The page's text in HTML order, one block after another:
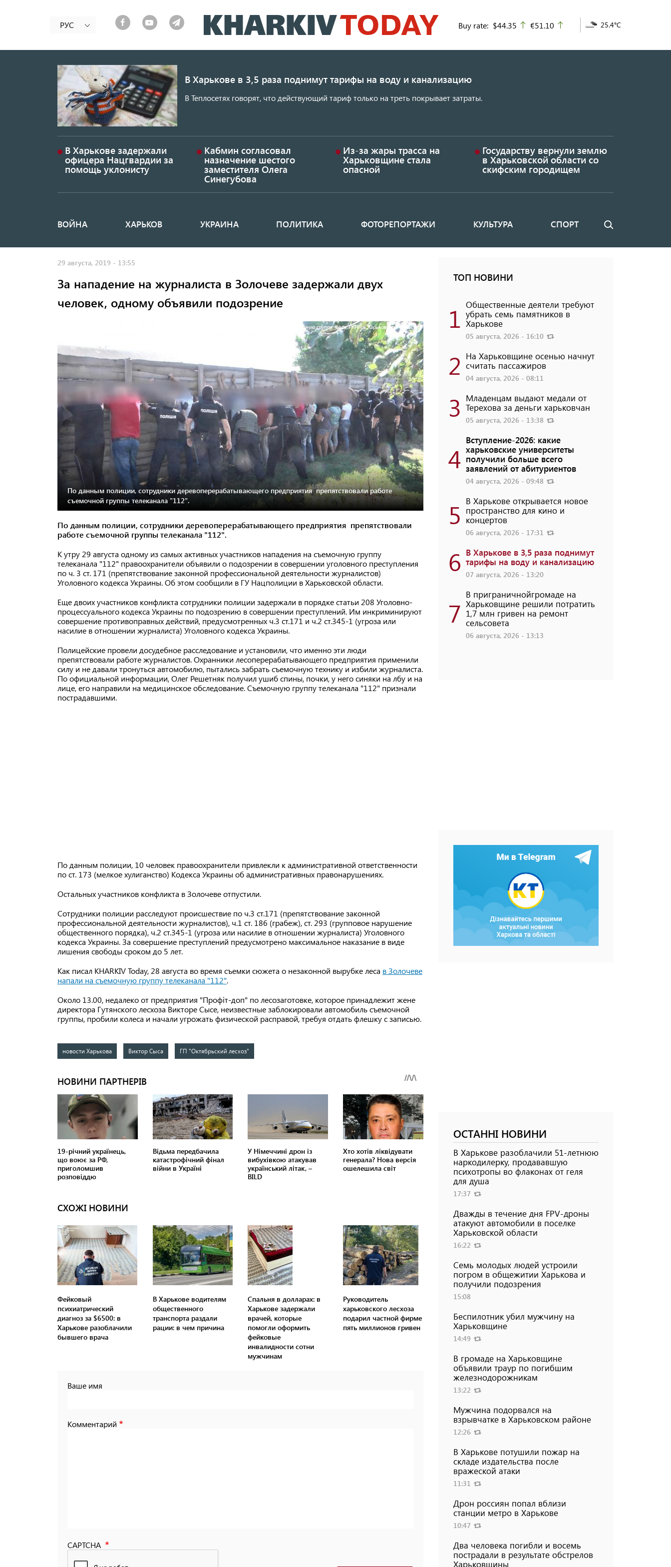
к
основному
РУС Buy rate: $44.35 up
€51.10 25.4°C
В Харькове в 3,5 раза поднимут тарифы на воду и канализацию
В Теплосетях говорят, что действующий тариф только на треть покрывает затраты.
В Харькове задержали
офицера Нацгвардии за
помощь уклонисту
Кабмин согласовал
назначение шестого
заместителя Олега
Синегубова
Из-за жары трасса на
Харьковщине стала
опасной
Государству вернули землю
в Харьковской области со
скифским городищем
Основная
ВОЙНА ХАРЬКОВ УКРАИНА ПОЛИТИКА ФОТОРЕПОРТАЖИ КУЛЬТУРА СПОРТ Поиск
29 августа, 2019 - 13:55
За нападение на журналиста в Золочеве задержали двух
человек, одному объявили подозрение
задержали нападающих на съемочную группу. Фото: ГУНП в Харьковской области
По данным полиции, сотрудники деревоперерабатывающего предприятия препятствовали работе
съемочной группы телеканала "112".
По данным полиции, сотрудники деревоперерабатывающего предприятия препятствовали
работе съемочной группы телеканала "112".
К утру 29 августа одному из самых активных участников нападения на съемочную группу
телеканала "112" правоохранители объявили о подозрении в совершении уголовного преступления
по ч. 3 ст. 171 (препятствование законной профессиональной деятельности журналистов)
Уголовного кодекса Украины. Об этом сообщили в ГУ Нацполиции в Харьковской области.
Еще двоих участников конфликта сотрудники полиции задержали в порядке статьи 208 Уголовно-
процессуального кодекса Украины по подозрению в совершении преступлений. Им инкриминируют
совершение противоправных действий, предусмотренных ч.3 ст.171 и ч.2 ст.345-1 (угроза или
насилие в отношении журналиста) Уголовного кодекса Украины.
Полицейские провели досудебное расследование и установили, что именно эти люди
препятствовали работе журналистов. Охранники лесоперерабатывающего предприятия применили
силу и не давали тронуться автомобилю, пытались забрать съемочную технику и избили журналиста.
По официальной информации, Олег Решетняк получил ушиб спины, почки, у него синяки на лбу и на
лице, его направили на медицинское обследование. Съемочную группу телеканала "112" признали
пострадавшими.
По данным полиции, 10 человек правоохранители привлекли к административной ответственности
по ст. 173 (мелкое хулиганство) Кодекса Украины об административных правонарушениях.
Остальных участников конфликта в Золочеве отпустили.
Сотрудники полиции расследуют происшествие по ч.3 ст.171 (препятствование законной
профессиональной деятельности журналистов), ч.1 ст. 186 (грабеж), ст. 293 (групповое нарушение
общественного порядка), ч.2 ст.345-1 (угроза или насилие в отношении журналиста) Уголовного
кодекса Украины. За совершение преступлений предусмотрено максимальное наказание в виде
лишения свободы сроком до 5 лет.
Как писал KHARKIV Today, 28 августа во время съемки сюжета о незаконной вырубке леса в Золочеве
напали на съемочную группу телеканала "112".
Около 13.00, недалеко от предприятия "Профіт-доп" по лесозаготовке, которое принадлежит жене
директора Гутянского лесхоза Викторе Сысе, неизвестные заблокировали автомобиль съемочной
группы, пробили колеса и начали угрожать физической расправой, требуя отдать флешку с записью.
новости Харькова Виктор Сыса ГП "Октябрьский лесхоз"
СХОЖІ НОВИНИ
Фейковый
психиатрический
диагноз за $6500: в
Харькове разоблачили
бывшего врача
В Харькове водителям
общественного
транспорта раздали
рации: в чем причина
Спальня в долларах: в
Харькове задержали
врачей, которые
помогли оформить
фейковые
инвалидности сотни
мужчинам
Руководитель
харьковского лесхоза
подарил частной фирме
пять миллионов гривен
Ваше имя
Комментарий
CAPTCHA
ТОП НОВИНИ
1 Общественные деятели требуют
убрать семь памятников в
Харькове
05 августа, 2026 - 16:10
2 На Харьковщине осенью начнут
считать пассажиров
04 августа, 2026 - 08:11
3 Младенцам выдают медали от
Терехова за деньги харьковчан
05 августа, 2026 - 13:38
4
Вступление-2026: какие
харьковские университеты
получили больше всего
заявлений от абитуриентов
04 августа, 2026 - 09:48
5 В Харькове открывается новое
пространство для кино и
концертов
06 августа, 2026 - 17:31
6 В Харькове в 3,5 раза поднимут
тарифы на воду и канализацию
07 августа, 2026 - 13:20
7
В приграничнойгромаде на
Харьковщине решили потратить
1,7 млн ​​гривен на ремонт
сельсовета
06 августа, 2026 - 13:13
ОСТАННІ НОВИНИ
В Харькове разоблачили 51-летнюю
наркодилерку, продававшую
психотропы во флаконах от геля
для душа
17:37
Дважды в течение дня FPV-дроны
атакуют автомобили в поселке
Харьковской области
16:22
Семь молодых людей устроили
погром в общежитии Харькова и
получили подозрения
15:08
Беспилотник убил мужчину на
Харьковщине
14:49
В громаде на Харьковщине
объявили траур по погибшим
железнодорожникам
13:22
Мужчина подорвался на
взрывчатке в Харьковском районе
12:26
В Харькове потушили пожар на
складе издательства после
вражеской атаки
11:31
Дрон россиян попал вблизи
станции метро в Харькове
10:47
Два человека погибли и восемь
пострадали в результате обстрелов
Харьковщины